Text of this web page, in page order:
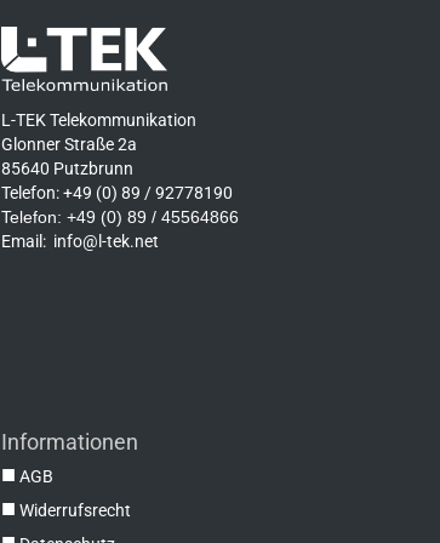
L-TEK Telekommunikation
Glonner Straße 2a
85640 Putzbrunn
Telefon: +49 (0) 89 / 92778190
Telefon: +49 (0) 89 / 45564866
Email: info@l-tek.net
Informationen
■ AGB
■ Widerrufsrecht